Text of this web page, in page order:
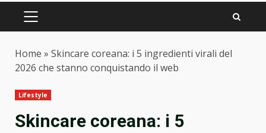
PRIMARY
Home » Skincare coreana: i 5 ingredienti virali del
2026 che stanno conquistando il web
Lifestyle
Skincare coreana: i 5